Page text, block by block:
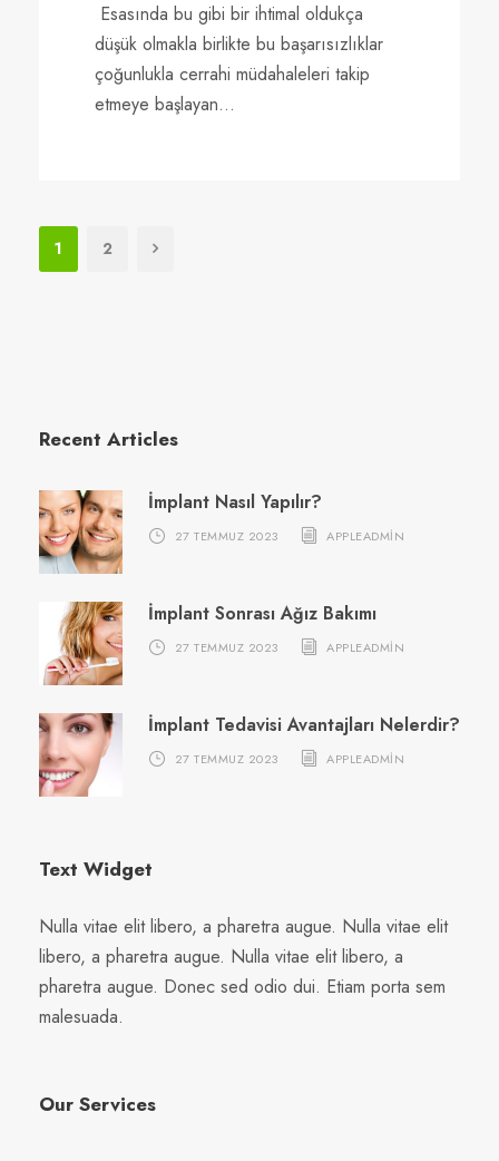
Esasında bu gibi bir ihtimal oldukça
düşük olmakla birlikte bu başarısızlıklar
çoğunlukla cerrahi müdahaleleri takip
etmeye başlayan...
1 2
Recent Articles
İmplant Nasıl Yapılır?
27 TEMMUZ 2023 APPLEADMIN
İmplant Sonrası Ağız Bakımı
27 TEMMUZ 2023 APPLEADMIN
İmplant Tedavisi Avantajları Nelerdir?
27 TEMMUZ 2023 APPLEADMIN
Text Widget
Nulla vitae elit libero, a pharetra augue. Nulla vitae elit
libero, a pharetra augue. Nulla vitae elit libero, a
pharetra augue. Donec sed odio dui. Etiam porta sem
malesuada.
Our Services